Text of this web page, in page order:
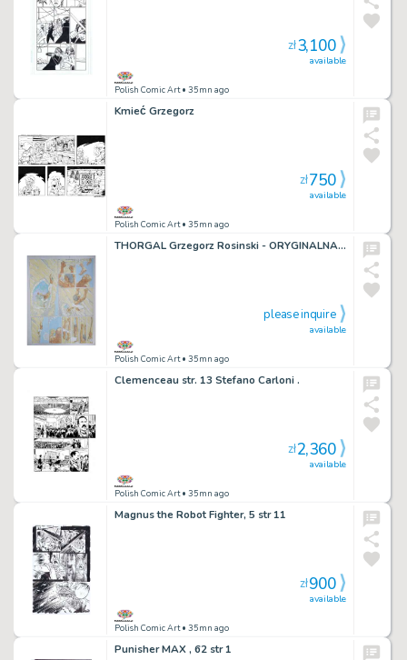
Polish Comic Art• 35mn ago
available
zł3,100
Kmieć Grzegorz
Polish Comic Art• 35mn ago
available
zł750
THORGAL Grzegorz Rosinski - ORYGINALNA PLANSZA AKWARELA - Między ziemią a światłem - UNIKAT !
Polish Comic Art• 35mn ago
available
please inquire
Clemenceau str. 13 Stefano Carloni .
Polish Comic Art• 35mn ago
available
zł2,360
Magnus the Robot Fighter, 5 str 11
Polish Comic Art• 35mn ago
available
zł900
Punisher MAX , 62 str 1